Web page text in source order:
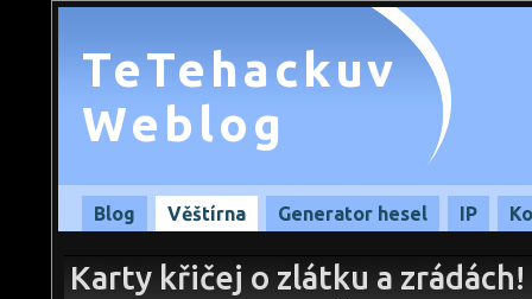
TeTehackuv
Weblog
Blog Věštírna Generator hesel IP
Karty křičej o zlátku a zrádách!